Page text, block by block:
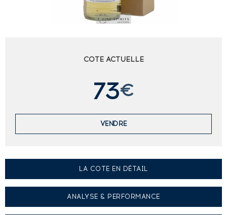
COTE ACTUELLE
73€
VENDRE
LA COTE EN DÉTAIL
ANALYSE & PERFORMANCE